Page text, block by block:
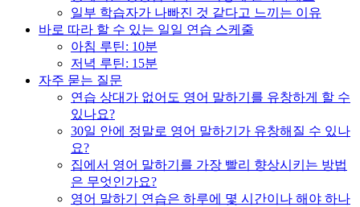
일부 학습자가 나빠진 것 같다고 느끼는 이유
바로 따라 할 수 있는 일일 연습 스케줄
아침 루틴: 10분
저녁 루틴: 15분
자주 묻는 질문
연습 상대가 없어도 영어 말하기를 유창하게 할 수
있나요?
30일 안에 정말로 영어 말하기가 유창해질 수 있나
요?
집에서 영어 말하기를 가장 빨리 향상시키는 방법
은 무엇인가요?
영어 말하기 연습은 하루에 몇 시간이나 해야 하나